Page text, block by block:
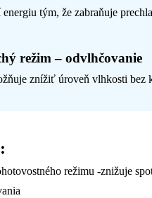
energiu tým, že zabraňuje
režim – odvlhčovanie
znížiť úroveň vlhkosti bez
režimu -znižuje